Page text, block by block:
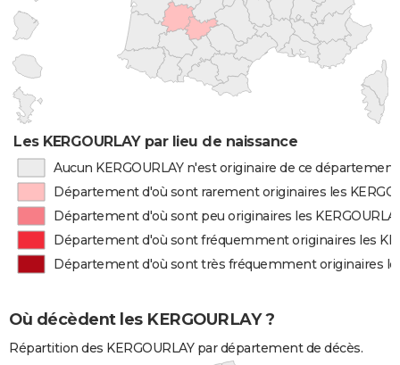
Les KERGOURLAY par lieu de naissance
Aucun KERGOURLAY n'est originaire de ce département
Département d'où sont rarement originaires les
Département d'où sont peu originaires les
Département d'où sont fréquemment originaires les
Département d'où sont très fréquemment originaires les
Où décèdent les KERGOURLAY ?
Répartition des KERGOURLAY par département de décès.